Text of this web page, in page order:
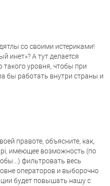
со своими истериками!
инет»? А тут делается
такого уровня, чтобы при
бы работать внутри страны и
правоте, объясните, как,
имеющее возможность (по
фильтровать весь
операторов и выборочно
будет повышать нашу с